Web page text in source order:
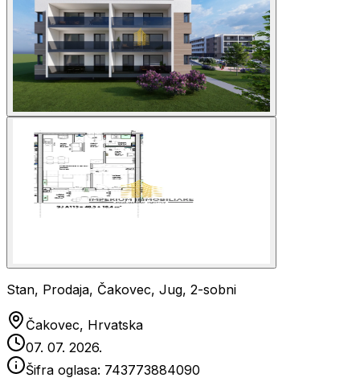
Stan, Prodaja, Čakovec, Jug, 2-sobni
Čakovec, Hrvatska
07. 07. 2026.
Šifra oglasa: 743773884090